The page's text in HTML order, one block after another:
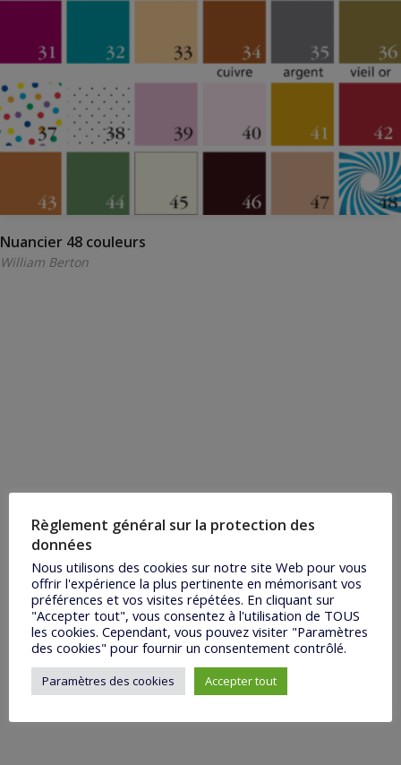
Nuancier 48 couleurs
William Berton
Règlement général sur la protection des
données
Nous utilisons des cookies sur notre site Web pour vous
offrir l'expérience la plus pertinente en mémorisant vos
préférences et vos visites répétées. En cliquant sur
"Accepter tout", vous consentez à l'utilisation de TOUS
les cookies. Cependant, vous pouvez visiter "Paramètres
des cookies" pour fournir un consentement contrôlé.
Paramètres des cookies Accepter tout